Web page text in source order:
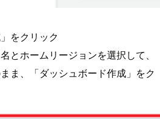
をクリック
とホームリージョンを選択して、
ま、「ダッシュボード作成」をク